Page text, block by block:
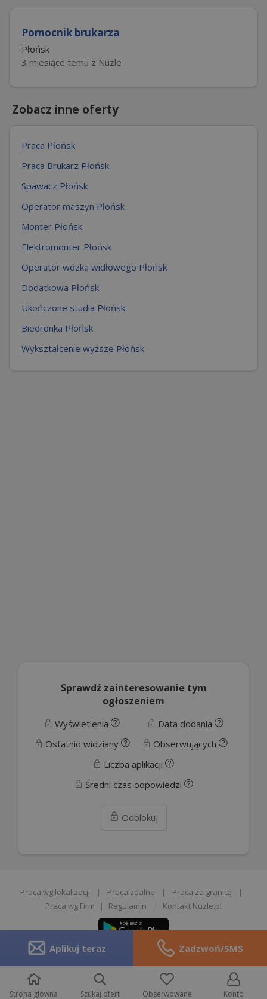
Aplikuj teraz Zadzwoń/SMS
Pomocnik brukarza
Płońsk
3 miesiące temu z Nuzle
Zobacz inne oferty
Praca Płońsk
Praca Brukarz Płońsk
Spawacz Płońsk
Operator maszyn Płońsk
Monter Płońsk
Elektromonter Płońsk
Operator wózka widłowego Płońsk
Dodatkowa Płońsk
Ukończone studia Płońsk
Biedronka Płońsk
Wykształcenie wyższe Płońsk
Sprawdź zainteresowanie tym
ogłoszeniem
Wyświetlenia
Data dodania
Ostatnio widziany
Obserwujących
Liczba aplikacji
Średni czas odpowiedzi
Odblokuj
Strona główna Szukaj ofert Obserwowane Konto
Praca wg lokalizacji | Praca zdalna | Praca za granicą
|
Praca wg Firm
| Regulamin | Kontakt Nuzle.pl